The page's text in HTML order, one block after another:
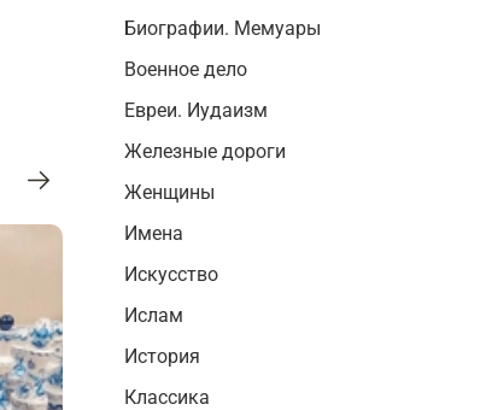
Биографии. Мемуары
Военное дело
Евреи. Иудаизм
Железные дороги
Женщины
Имена
Искусство
Ислам
История
Классика